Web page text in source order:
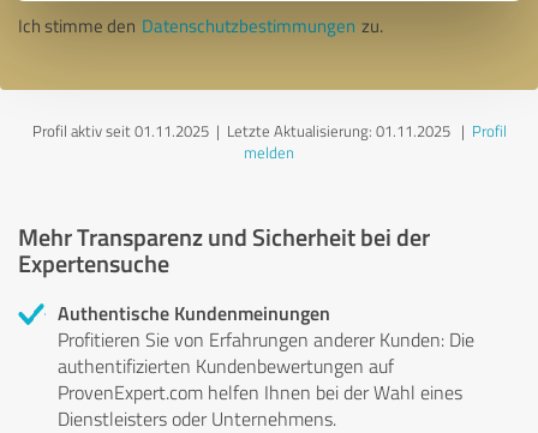
Ich stimme den Datenschutzbestimmungen zu.
Profil aktiv seit 01.11.2025 | Letzte Aktualisierung: 01.11.2025| Profil
melden
Mehr Transparenz und Sicherheit bei der
Expertensuche
Authentische Kundenmeinungen
Profitieren Sie von Erfahrungen anderer Kunden: Die
authentifizierten Kundenbewertungen auf
ProvenExpert.com helfen Ihnen bei der Wahl eines
Dienstleisters oder Unternehmens.